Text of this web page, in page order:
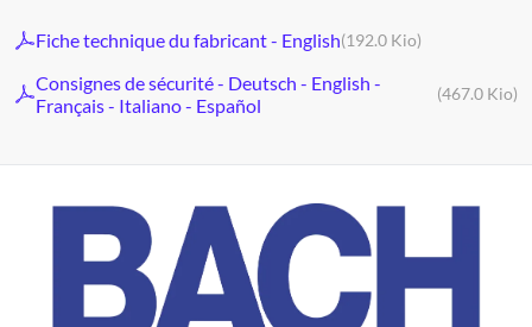
Fiche technique du fabricant - English(192.0 Kio)
Consignes de sécurité - Deutsch - English -
Français - Italiano - Español
(467.0 Kio)